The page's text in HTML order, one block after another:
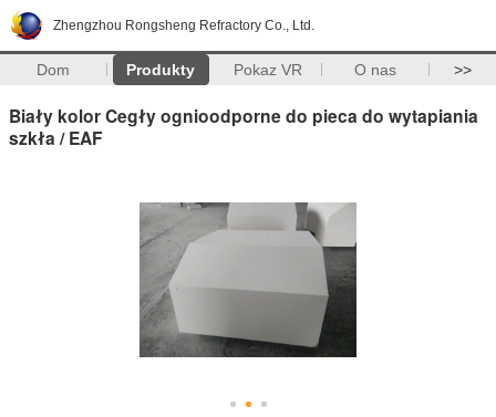
Zhengzhou Rongsheng Refractory Co., Ltd.
Dom Produkty Pokaz VR O nas >>
Biały kolor Cegły ognioodporne do pieca do wytapiania
szkła / EAF